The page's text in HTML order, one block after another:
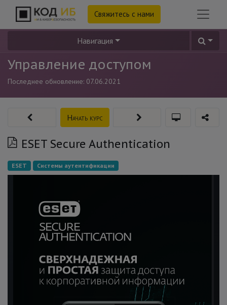
Свяжитесь с нами
Навигация
Управление доступом
Последнее обновление: 07.06.2021
ESET Secure Authentication
Начать курс
ESET Системы аутентификации